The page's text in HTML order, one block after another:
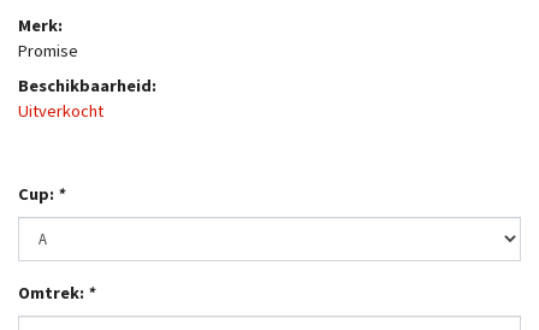
Merk:
Promise
Beschikbaarheid:
Uitverkocht
Cup: *
Omtrek: *